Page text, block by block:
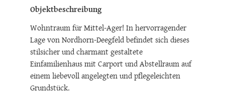
Wohntraum für Mittel-Ager! In hervorragender
Lage von Nordhorn-Deegfeld befindet sich dieses
stilsicher und charmant gestaltete
Einfamilienhaus mit Carport und Abstellraum auf
einem liebevoll angelegten und pflegeleichten